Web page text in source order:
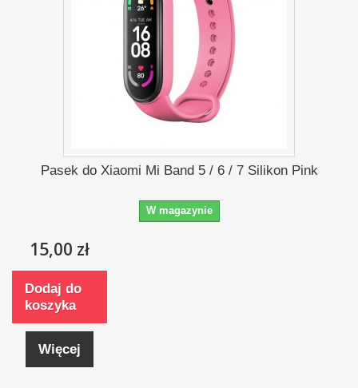
Pasek do Xiaomi Mi Band 5 / 6 / 7 Silikon Pink
W magazynie
15,00 zł
Dodaj do
koszyka
Więcej